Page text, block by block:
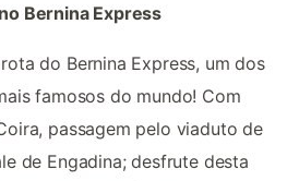
Bernina Express
do Bernina Express, um dos
famosos do mundo! Com
passagem pelo viaduto de
de Engadina; desfrute desta